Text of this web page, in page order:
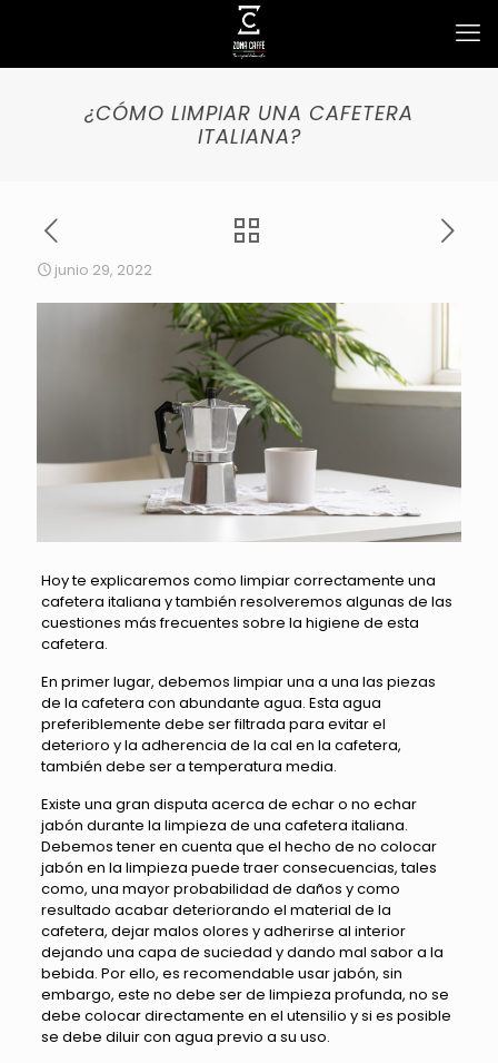
¿CÓMO LIMPIAR UNA CAFETERA
ITALIANA?
junio 29, 2022
Hoy te explicaremos como limpiar correctamente una
cafetera italiana y también resolveremos algunas de las
cuestiones más frecuentes sobre la higiene de esta
cafetera.
En primer lugar, debemos limpiar una a una las piezas
de la cafetera con abundante agua. Esta agua
preferiblemente debe ser filtrada para evitar el
deterioro y la adherencia de la cal en la cafetera,
también debe ser a temperatura media.
Existe una gran disputa acerca de echar o no echar
jabón durante la limpieza de una cafetera italiana.
Debemos tener en cuenta que el hecho de no colocar
jabón en la limpieza puede traer consecuencias, tales
como, una mayor probabilidad de daños y como
resultado acabar deteriorando el material de la
cafetera, dejar malos olores y adherirse al interior
dejando una capa de suciedad y dando mal sabor a la
bebida. Por ello, es recomendable usar jabón, sin
embargo, este no debe ser de limpieza profunda, no se
debe colocar directamente en el utensilio y si es posible
se debe diluir con agua previo a su uso.